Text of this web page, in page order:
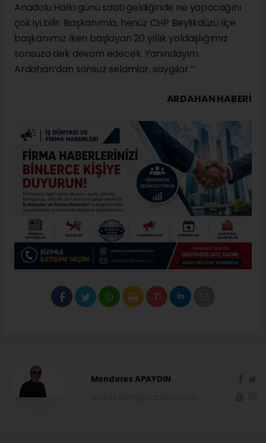
Anadolu Halkı günü saati geldiğinde ne yapacağını
çok iyi bilir. Başkanımla, henüz CHP Beylikdüzü ilçe
başkanımız iken başlayan 20 yıllık yoldaşlığımız
sonsuza dek devam edecek. Yanındayım.
Ardahan’dan sonsuz selamlar, saygılar.’’
ARDAHAN HABERİ
Menderes APAYDIN